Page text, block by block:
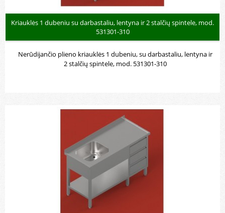
Kriauklės 1 dubeniu su darbastaliu, lentyna ir 2 stalčių spintele, mod.
531301-310
Nerūdijančio plieno kriauklės 1 dubeniu, su darbastaliu, lentyna ir
2 stalčių spintele, mod. 531301-310